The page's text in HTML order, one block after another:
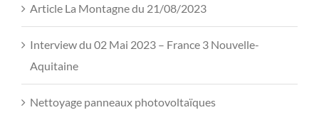
Article La Montagne du 21/08/2023
Interview du 02 Mai 2023 – France 3 Nouvelle-
Aquitaine
Nettoyage panneaux photovoltaïques